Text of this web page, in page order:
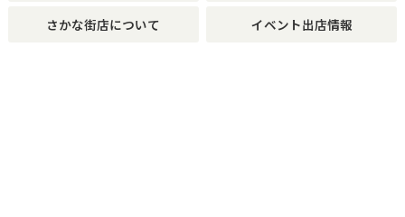
さかな街店について イベント出店情報